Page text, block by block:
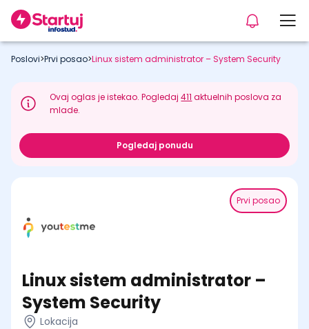
Poslovi>Prvi posao>Linux sistem administrator – System Security
Ovaj oglas je istekao. Pogledaj411 aktuelnih poslova za
mlade.
Pogledaj ponudu
Prvi posao
Linux sistem administrator –
System Security
Lokacija